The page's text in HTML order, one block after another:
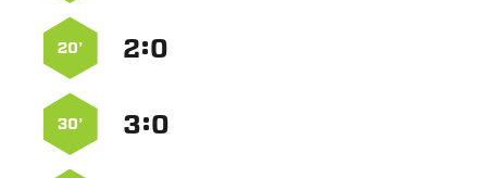
:
20’
:
30’